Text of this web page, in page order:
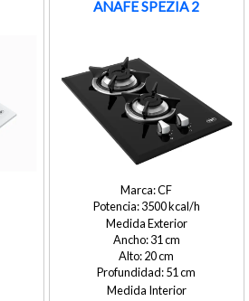
ANAFE SPEZIA 2
CF
3500
Medida Exterior
31
20
51
Medida Interior